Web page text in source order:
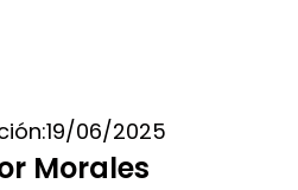
19/06/2025
Morales